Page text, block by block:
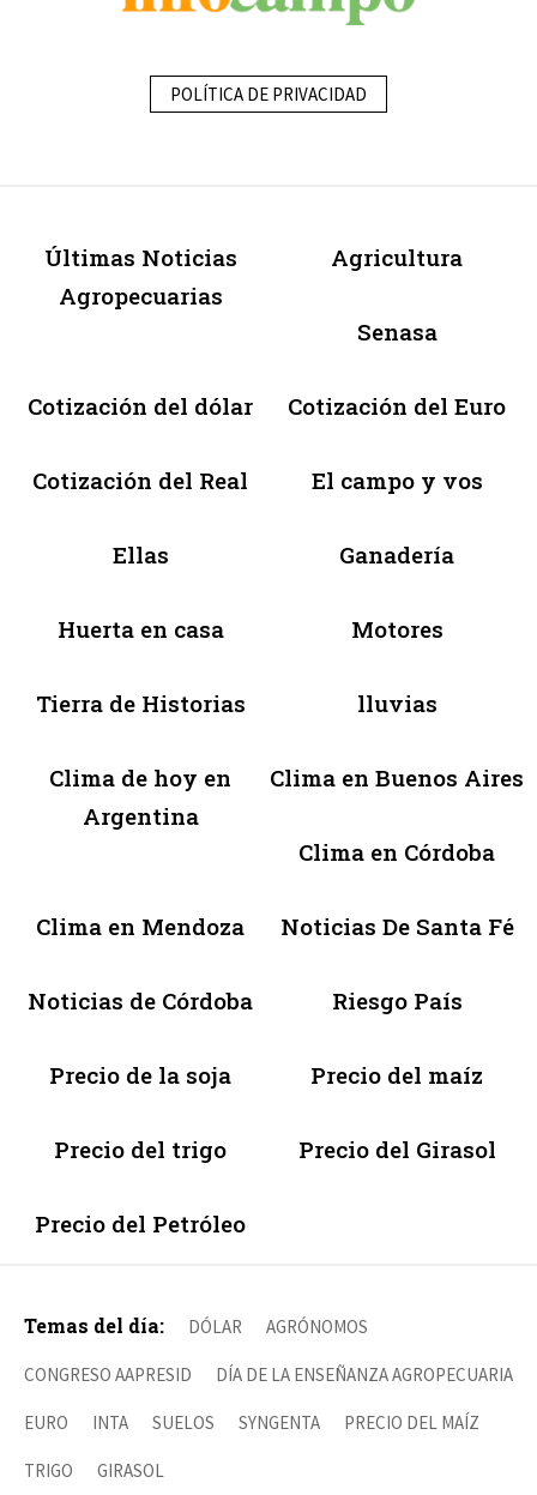
POLÍTICA DE PRIVACIDAD
Últimas Noticias
Agropecuarias
Agricultura
Senasa
Cotización del dólar Cotización del Euro
Cotización del Real El campo y vos
Ellas Ganadería
Huerta en casa Motores
Tierra de Historias lluvias
Clima de hoy en
Argentina
Clima en Buenos Aires
Clima en Córdoba
Clima en Mendoza Noticias De Santa Fé
Noticias de Córdoba Riesgo País
Precio de la soja Precio del maíz
Precio del trigo Precio del Girasol
Precio del Petróleo
Temas del día: DÓLAR AGRÓNOMOS
CONGRESO AAPRESID DÍA DE LA ENSEÑANZA AGROPECUARIA
EURO INTA SUELOS SYNGENTA PRECIO DEL MAÍZ
TRIGO GIRASOL